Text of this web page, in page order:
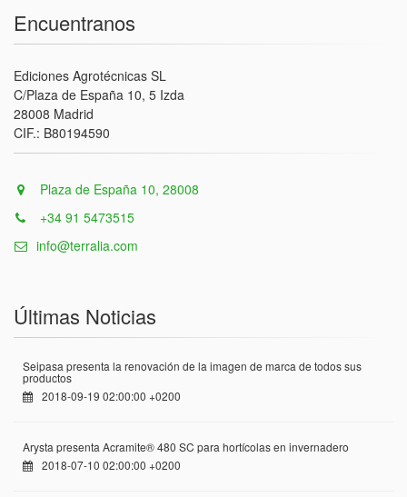
Encuentranos
Ediciones Agrotécnicas SL
C/Plaza de España 10, 5 Izda
28008 Madrid
CIF.: B80194590
Plaza de España 10, 28008
+34 91 5473515
info@terralia.com
Últimas Noticias
Seipasa presenta la renovación de la imagen de marca de todos sus
productos
2018-09-19 02:00:00 +0200
Arysta presenta Acramite® 480 SC para hortícolas en invernadero
2018-07-10 02:00:00 +0200